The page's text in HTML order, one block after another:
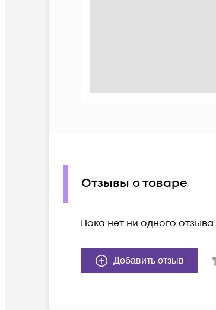
Отзывы о товаре
Пока нет ни одного отзыва
Добавить отзыв